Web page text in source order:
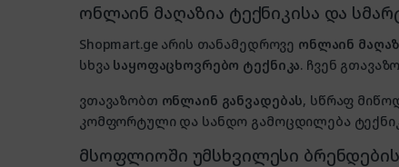
ონლაინ მაღაზია ტექნიკისა და
Shopmart.ge არის თანამედროვე ონლაინ
სხვა საყოფაცხოვრებო ტექნიკა. ჩვენ
ვთავაზობთ ონლაინ განვადებას, სწრაფ
კომფორტული და სანდო გამოცდილება
მსოფლიოში უმსხვილესი